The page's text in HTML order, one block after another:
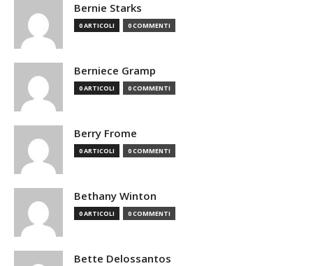
Bernie Starks
0 ARTICOLI 0 COMMENTI
Berniece Gramp
0 ARTICOLI 0 COMMENTI
Berry Frome
0 ARTICOLI 0 COMMENTI
Bethany Winton
0 ARTICOLI 0 COMMENTI
Bette Delossantos